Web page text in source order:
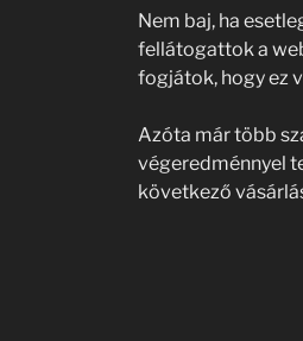
Nem baj, ha
fellátogattok a
fogjátok, hogy ez
Azóta már több
végeredménnyel
következő